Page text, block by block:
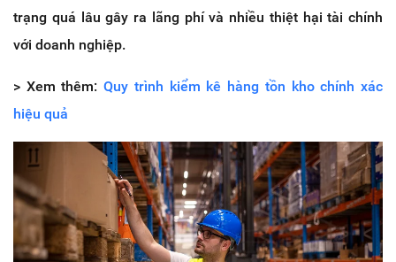
trạng quá lâu gây ra lãng phí và nhiều thiệt hại tài chính
với doanh nghiệp.
> Xem thêm:Quy trình kiểm kê hàng tồn kho chính xác
hiệu quả